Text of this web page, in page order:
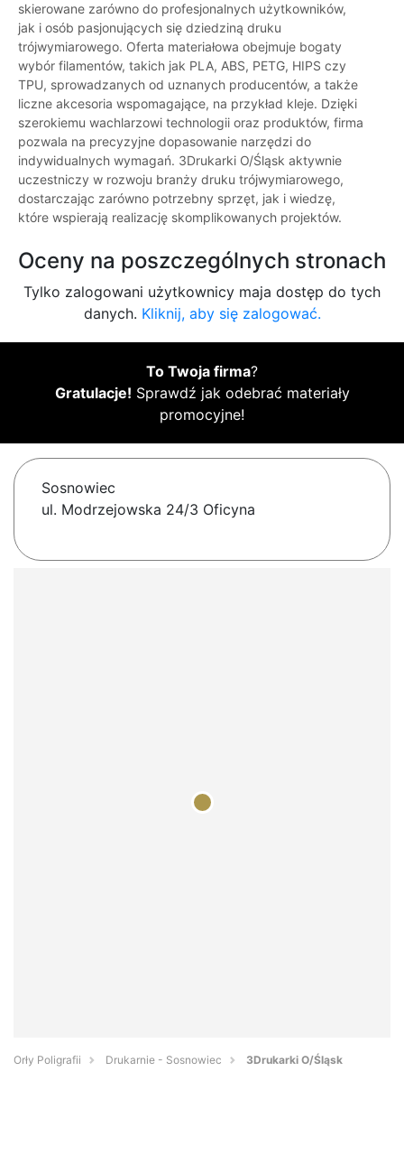
skierowane zarówno do profesjonalnych użytkowników,
jak i osób pasjonujących się dziedziną druku
trójwymiarowego. Oferta materiałowa obejmuje bogaty
wybór filamentów, takich jak PLA, ABS, PETG, HIPS czy
TPU, sprowadzanych od uznanych producentów, a także
liczne akcesoria wspomagające, na przykład kleje. Dzięki
szerokiemu wachlarzowi technologii oraz produktów, firma
pozwala na precyzyjne dopasowanie narzędzi do
indywidualnych wymagań. 3Drukarki O/Śląsk aktywnie
uczestniczy w rozwoju branży druku trójwymiarowego,
dostarczając zarówno potrzebny sprzęt, jak i wiedzę,
które wspierają realizację skomplikowanych projektów.
Oceny na poszczególnych stronach
Tylko zalogowani użytkownicy maja dostęp do tych
danych. Kliknij, aby się zalogować.
To Twoja firma?
Gratulacje! Sprawdź jak odebrać materiały
promocyjne!
Sosnowiec
ul. Modrzejowska 24/3 Oficyna
Orły Poligrafii Drukarnie - Sosnowiec 3Drukarki O/Śląsk